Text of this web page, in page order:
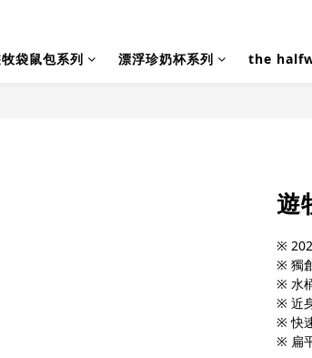
袋鼠包系列 漂浮珍奶杯系列 the
遊
※
※ 獨
※ 水
※ 近
※ 快
※ 扁